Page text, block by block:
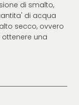
di smalto,
di acqua
secco, ovvero
ottenere una